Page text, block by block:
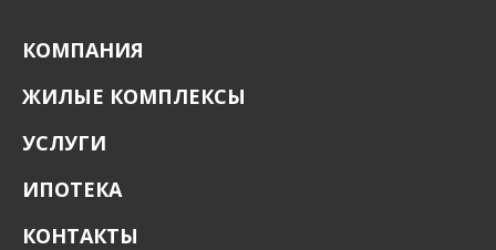
КОМПАНИЯ
ЖИЛЫЕ КОМПЛЕКСЫ
УСЛУГИ
ИПОТЕКА
КОНТАКТЫ